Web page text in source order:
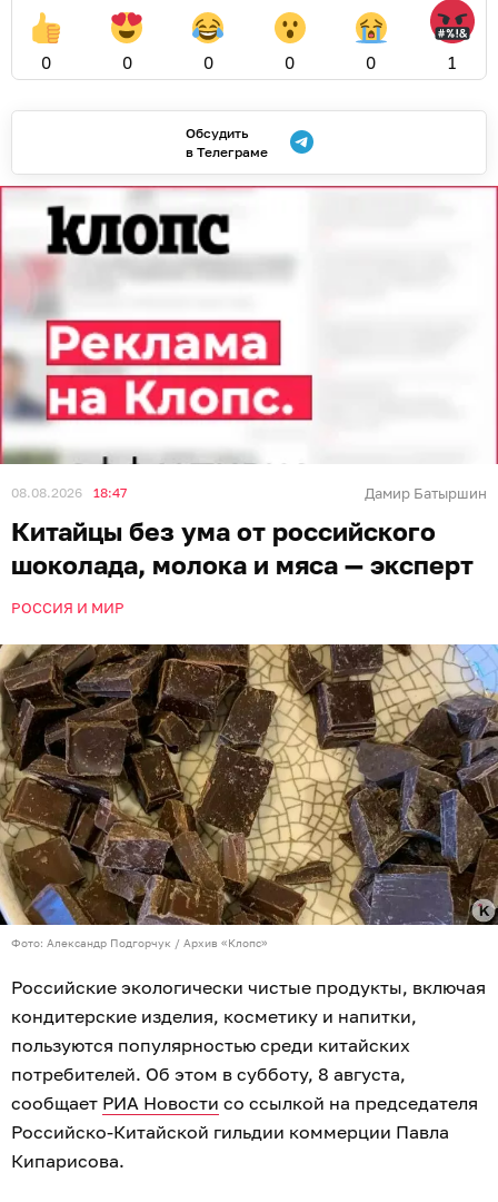
0 0 0 0 0 1
Обсудить
в Телеграме
08.08.2026 18:47 Дамир Батыршин
Китайцы без ума от российского
шоколада, молока и мяса — эксперт
РОССИЯ И МИР
Фото: Александр Подгорчук / Архив «Клопс»
Российские экологически чистые продукты, включая
кондитерские изделия, косметику и напитки,
пользуются популярностью среди китайских
потребителей. Об этом в субботу, 8 августа,
сообщает РИА Новости со ссылкой на председателя
Российско-Китайской гильдии коммерции Павла
Кипарисова.